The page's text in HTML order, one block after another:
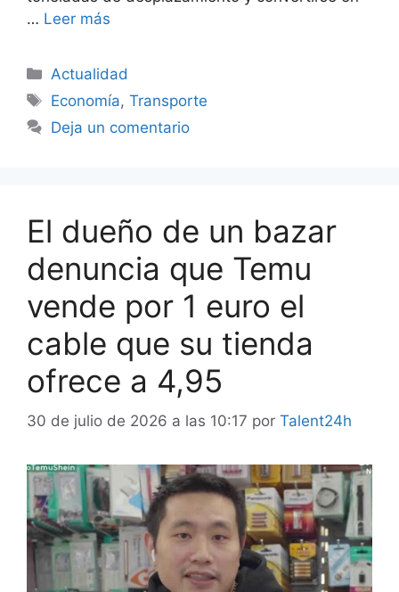
… Leer más
Categorías
Actualidad
Etiquetas
Economía,Transporte
Deja un comentario
El dueño de un bazar
denuncia que Temu
vende por 1 euro el
cable que su tienda
ofrece a 4,95
30 de julio de 2026 a las 10:17 por Talent24h